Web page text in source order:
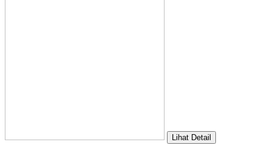
Lihat Detail